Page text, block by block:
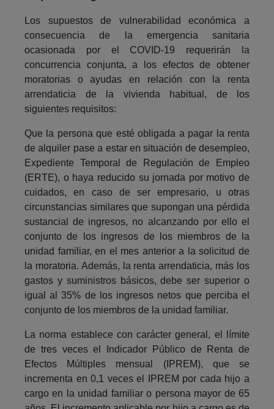
Los supuestos de vulnerabilidad económica a
consecuencia de la emergencia sanitaria
ocasionada por el COVID-19 requerirán la
concurrencia conjunta, a los efectos de obtener
moratorias o ayudas en relación con la renta
arrendaticia de la vivienda habitual, de los
siguientes requisitos:
Que la persona que esté obligada a pagar la renta
de alquiler pase a estar en situación de desempleo,
Expediente Temporal de Regulación de Empleo
(ERTE), o haya reducido su jornada por motivo de
cuidados, en caso de ser empresario, u otras
circunstancias similares que supongan una pérdida
sustancial de ingresos, no alcanzando por ello el
conjunto de los ingresos de los miembros de la
unidad familiar, en el mes anterior a la solicitud de
la moratoria. Además, la renta arrendaticia, más los
gastos y suministros básicos, debe ser superior o
igual al 35% de los ingresos netos que perciba el
conjunto de los miembros de la unidad familiar.
La norma establece con carácter general, el límite
de tres veces el Indicador Público de Renta de
Efectos Múltiples mensual (IPREM), que se
incrementa en 0,1 veces el IPREM por cada hijo a
cargo en la unidad familiar o persona mayor de 65